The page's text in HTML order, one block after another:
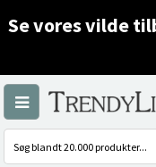
Se vores vilde